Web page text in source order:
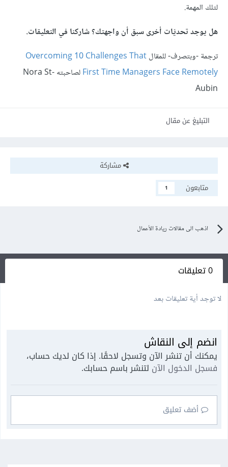
لتلك المهمة.
هل يوجد تحديّات أخرى سبق أن واجهتك؟ شاركنا في التعليقات.
ترجمة -وبتصرف- للمقالOvercoming 10 Challenges That
First Time Managers Face Remotely
لصاحبته Nora St-
Aubin
التبليغ عن مقال
مشاركة
متابعون
1
اذهب الى مقالات ريادة الأعمال
0 تعليقات
لا توجد أية تعليقات بعد
انضم إلى النقاش
يمكنك أن تنشر الآن وتسجل لاحقًا. إذا كان لديك حساب،
فسجل الدخول الآن لتنشر باسم حسابك.
أضف تعليق